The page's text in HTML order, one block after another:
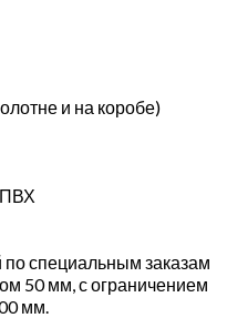
и на коробе)
специальным заказам
50 мм, с ограничением
мм.